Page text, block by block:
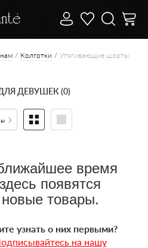
Колготки Утягивающие шорты
ДЕВУШЕК (0)
время
здесь появятся
новые товары.
узнать о них первыми?
на нашу